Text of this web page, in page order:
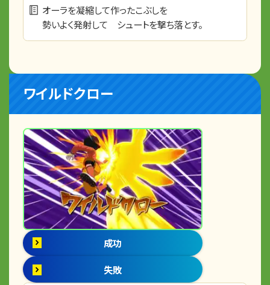
オーラを凝縮して作ったこぶしを
勢いよく発射して シュートを撃ち落とす。
ワイルドクロー
成功
失敗